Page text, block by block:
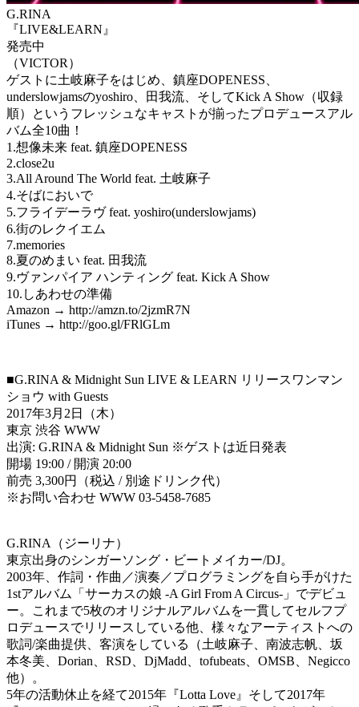
G.RINA
『LIVE&LEARN』
発売中
（VICTOR）
ゲストに土岐麻子をはじめ、鎮座DOPENESS、
underslowjamsのyoshiro、田我流、そしてKick A Show（収録
順）というフレッシュなキャストが揃ったプロデュースアル
バム全10曲！
1.想像未来 feat. 鎮座DOPENESS
2.close2u
3.All Around The World feat. 土岐麻子
4.そばにおいで
5.フライデーラヴ feat. yoshiro(underslowjams)
6.街のレクイエム
7.memories
8.夏のめまい feat. 田我流
9.ヴァンパイア ハンティング feat. Kick A Show
10.しあわせの準備
Amazon → http://amzn.to/2jzmR7N
iTunes → http://goo.gl/FRlGLm
■G.RINA & Midnight Sun LIVE & LEARN リリースワンマン
ショウ with Guests
2017年3月2日（木）
東京 渋谷 WWW
出演: G.RINA & Midnight Sun ※ゲストは近日発表
開場 19:00 / 開演 20:00
前売 3,300円（税込 / 別途ドリンク代）
※お問い合わせ WWW 03-5458-7685
G.RINA（ジーリナ）
東京出身のシンガーソング・ビートメイカー/DJ。
2003年、作詞・作曲／演奏／プログラミングを自ら手がけた
1stアルバム「サーカスの娘 -A Girl From A Circus-」でデビュ
ー。これまで5枚のオリジナルアルバムを一貫してセルフプ
ロデュースでリリースしている他、様々なアーティストへの
歌詞/楽曲提供、客演をしている（土岐麻子、南波志帆、坂
本冬美、Dorian、RSD、DjMadd、tofubeats、OMSB、Negicco
他）。
5年の活動休止を経て2015年『Lotta Love』そして2017年